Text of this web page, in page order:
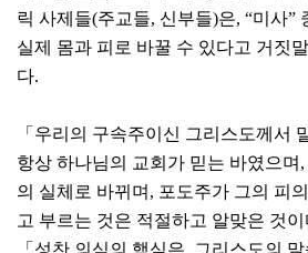
릭 사제들(주교들, 신부들)은, “미사
실제 몸과 피로 바꿀 수 있다고 거짓
다.
「우리의 구속주이신 그리스도께서
항상 하나님의 교회가 믿는 바였으
의 실체로 바뀌며, 포도주가 그의 피
고 부르는 것은 적절하고 알맞은 것이
「성찬 의식의 핵심은, 그리스도의